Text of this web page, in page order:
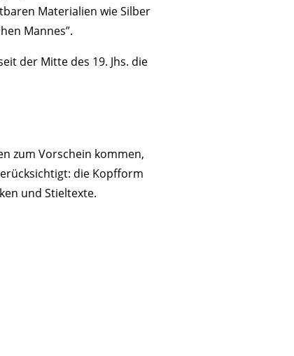
Materialien wie Silber
Mannes”.
der Mitte des 19. Jhs. die
zum Vorschein kommen,
die Kopfform
und Stieltexte.